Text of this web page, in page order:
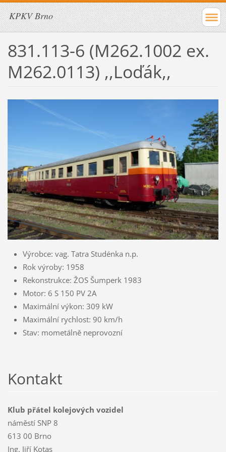
KPKV Brno
831.113-6 (M262.1002 ex.
M262.0113) ,,Loďák,,
Výrobce: vag. Tatra Studénka n.p.
Rok výroby: 1958
Rekonstrukce: ŽOS Šumperk 1983
Motor: 6 S 150 PV 2A
Maximální výkon: 309 kW
Maximální rychlost: 90 km/h
Stav: mometálně neprovozní
Kontakt
Klub přátel kolejových vozidel
náměstí SNP 8
613 00 Brno
Ing. Jiří Kotas